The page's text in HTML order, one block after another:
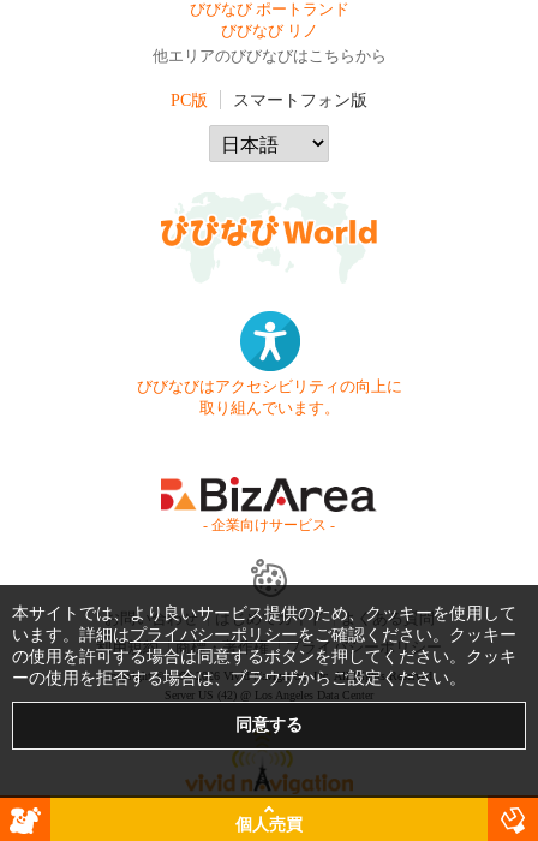
びびなび ポートランド
びびなび リノ
他エリアのびびなびはこちらから
PC版 スマートフォン版
びびなびはアクセシビリティの向上に
取り組んでいます。
- 企業向けサービス -
お問い合わせ はじめてガイド
よくある質問
利用規約
商標・著作権 プライバシーポリシー
Copyright © 1999-2026 Vivid Navigation, Inc. All Rights Reserved.
Server US (42) @ Los Angeles Data Center
個人売買
本サイトでは、より良いサービス提供のため、クッキーを使用して
います。詳細はプライバシーポリシーをご確認ください。クッキー
の使用を許可する場合は同意するボタンを押してください。クッキ
ーの使用を拒否する場合は、ブラウザからご設定ください。